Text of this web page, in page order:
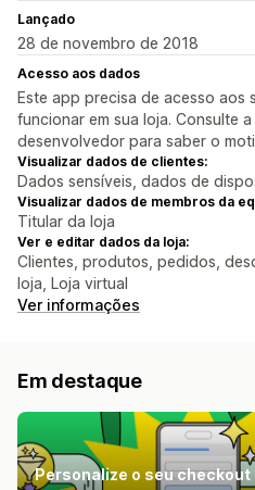
Lançado
28 de novembro de 2018
Acesso aos dados
Este app precisa de acesso aos
funcionar em sua loja. Consulte a
desenvolvedor para saber o
Visualizar dados de clientes:
Dados sensíveis, dados de
Visualizar dados de membros da
Titular da loja
Ver e editar dados da loja:
Clientes, produtos, pedidos,
loja, Loja virtual
Ver informações
Em destaque
Personalize o seu checkout